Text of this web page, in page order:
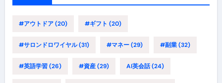
#アウトドア(20) #ギフト (20)
#サロンドロワイヤル(31) #マネー(29) #副業(32)
#英語学習(26) #資産(29) AI英会話(24)